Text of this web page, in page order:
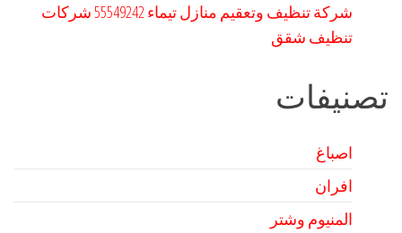
شركة تنظيف وتعقيم منازل تيماء 55549242 شركات
تنظيف شقق
تصنيفات
اصباغ
افران
المنيوم وشتر